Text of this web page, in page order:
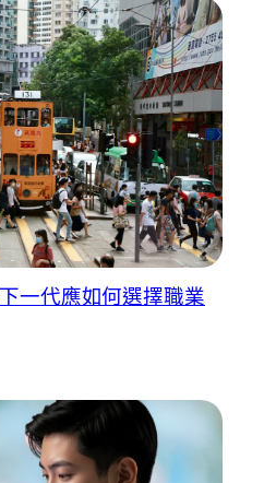
一代應如何選擇職業